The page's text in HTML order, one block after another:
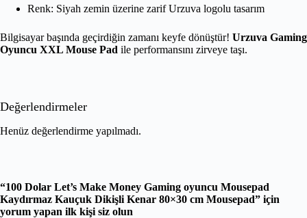
Renk: Siyah zemin üzerine zarif Urzuva logolu tasarım
Bilgisayar başında geçirdiğin zamanı keyfe dönüştür! Urzuva Gaming
Oyuncu XXL Mouse Pad ile performansını zirveye taşı.
Değerlendirmeler
Henüz değerlendirme yapılmadı.
“100 Dolar Let’s Make Money Gaming oyuncu Mousepad
Kaydırmaz Kauçuk Dikişli Kenar 80×30 cm Mousepad” için
yorum yapan ilk kişi siz olun